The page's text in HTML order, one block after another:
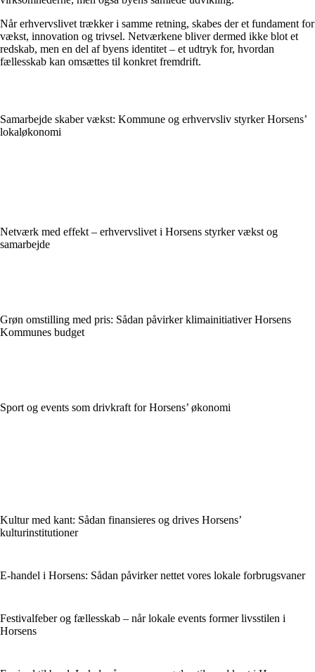
Når erhvervslivet trækker i samme retning, skabes der et fundament for
vækst, innovation og trivsel. Netværkene bliver dermed ikke blot et
redskab, men en del af byens identitet – et udtryk for, hvordan
fællesskab kan omsættes til konkret fremdrift.
Samarbejde skaber vækst: Kommune og erhvervsliv styrker Horsens’
lokaløkonomi
Netværk med effekt – erhvervslivet i Horsens styrker vækst og
samarbejde
Grøn omstilling med pris: Sådan påvirker klimainitiativer Horsens
Kommunes budget
Sport og events som drivkraft for Horsens’ økonomi
Kultur med kant: Sådan finansieres og drives Horsens’
kulturinstitutioner
E-handel i Horsens: Sådan påvirker nettet vores lokale forbrugsvaner
Festivalfeber og fællesskab – når lokale events former livsstilen i
Horsens